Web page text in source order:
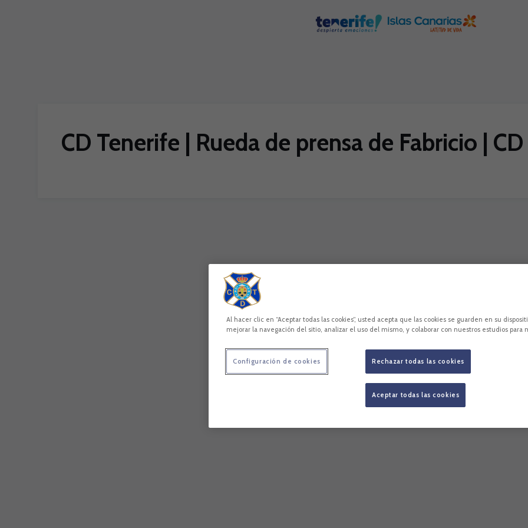
CD Tenerife | Rueda de prensa de Fabricio |
Al hacer clic en “Aceptar todas las cookies”, usted acepta que las cookies se guarden en su
mejorar la navegación del sitio, analizar el uso del mismo, y colaborar con nuestros estudios para
Rechazar todas las cookies
Aceptar todas las cookies
Configuración de cookies